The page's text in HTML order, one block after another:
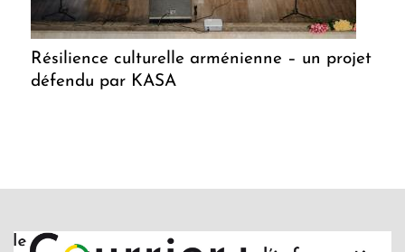
Résilience culturelle arménienne – un projet
défendu par KASA